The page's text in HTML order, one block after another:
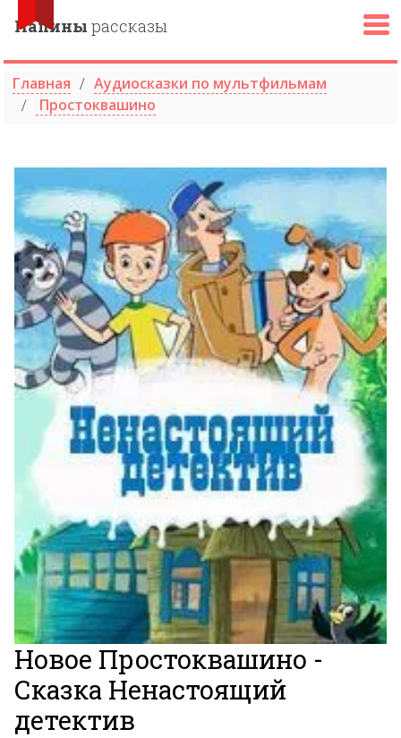
Папины рассказы
Главная
Аудиосказки по мультфильмам
Простоквашино
Новое Простоквашино -
Сказка Ненастоящий
детектив